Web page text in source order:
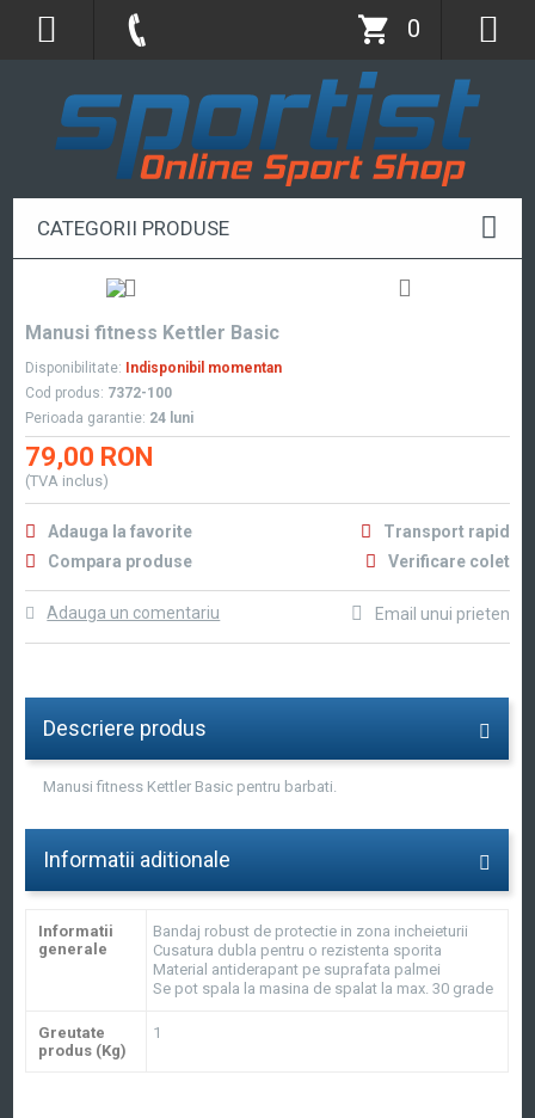
0
CATEGORII PRODUSE
Manusi fitness Kettler Basic
Disponibilitate:
Indisponibil momentan
Cod produs: 7372-100
Perioada garantie: 24 luni
79,00 RON
(TVA inclus)
Adauga la favorite
Transport rapid
Compara produse
Verificare colet
Adauga un comentariu Email unui prieten
Descriere produs
Manusi fitness Kettler Basic pentru barbati.
Informatii aditionale
Informatii
generale
Bandaj robust de protectie in zona incheieturii
Cusatura dubla pentru o rezistenta sporita
Material antiderapant pe suprafata palmei
Se pot spala la masina de spalat la max. 30 grade
Greutate
produs (Kg)
1